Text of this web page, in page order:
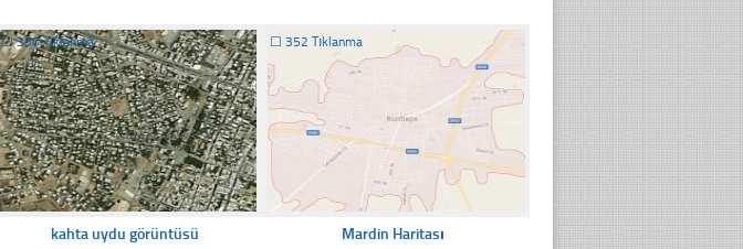
☐350 Tıklanma
kahta uydu görüntüsü
☐ 352 Tıklanma
Mardin Haritası